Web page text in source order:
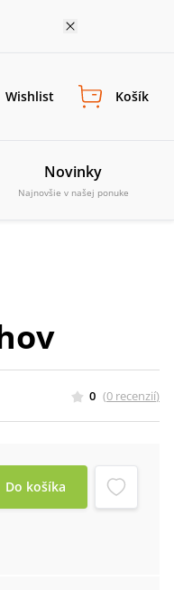
Wishlist Košík
Novinky
Najnovšie v našej ponuke
0 (0 recenzií)
Do košíka